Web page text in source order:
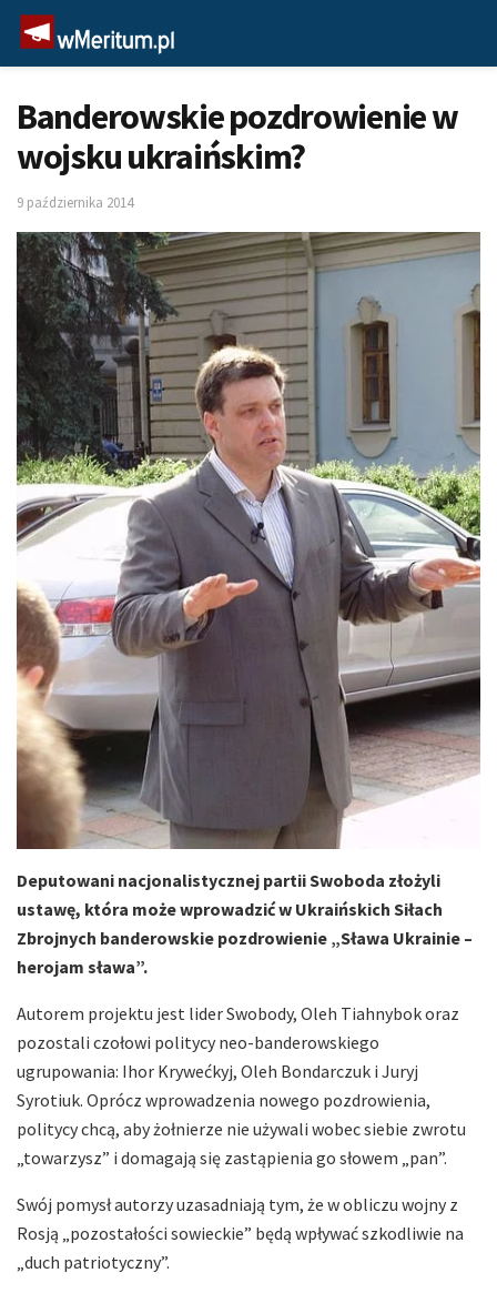
Banderowskie pozdrowienie w
wojsku ukraińskim?
9 października 2014
Deputowani nacjonalistycznej partii Swoboda złożyli
ustawę, która może wprowadzić w Ukraińskich Siłach
Zbrojnych banderowskie pozdrowienie „Sława Ukrainie –
herojam sława”.
Autorem projektu jest lider Swobody, Oleh Tiahnybok oraz
pozostali czołowi politycy neo-banderowskiego
ugrupowania: Ihor Krywećkyj, Oleh Bondarczuk i Juryj
Syrotiuk. Oprócz wprowadzenia nowego pozdrowienia,
politycy chcą, aby żołnierze nie używali wobec siebie zwrotu
„towarzysz” i domagają się zastąpienia go słowem „pan”.
Swój pomysł autorzy uzasadniają tym, że w obliczu wojny z
Rosją „pozostałości sowieckie” będą wpływać szkodliwie na
„duch patriotyczny”.